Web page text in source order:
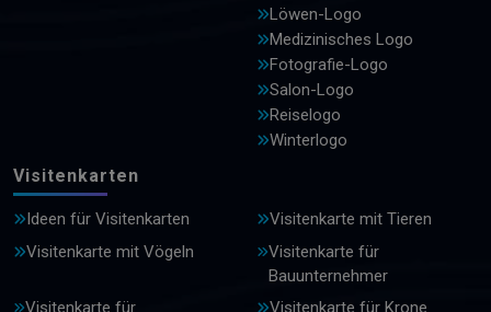
Löwen-Logo
Medizinisches Logo
Fotografie-Logo
Salon-Logo
Reiselogo
Winterlogo
Visitenkarten
Ideen für Visitenkarten
Visitenkarte mit Tieren
Visitenkarte mit Vögeln
Visitenkarte für
Bauunternehmer
Visitenkarte für
Visitenkarte für Krone